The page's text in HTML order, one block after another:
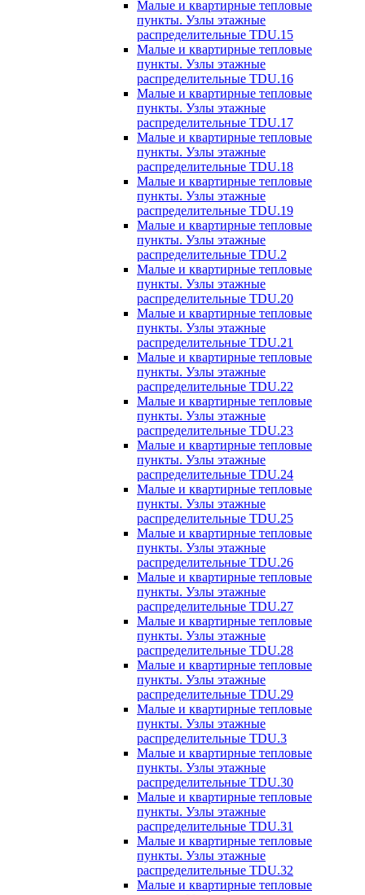
Малые и квартирные тепловые
пункты. Узлы этажные
распределительные TDU.15
Малые и квартирные тепловые
пункты. Узлы этажные
распределительные TDU.16
Малые и квартирные тепловые
пункты. Узлы этажные
распределительные TDU.17
Малые и квартирные тепловые
пункты. Узлы этажные
распределительные TDU.18
Малые и квартирные тепловые
пункты. Узлы этажные
распределительные TDU.19
Малые и квартирные тепловые
пункты. Узлы этажные
распределительные TDU.2
Малые и квартирные тепловые
пункты. Узлы этажные
распределительные TDU.20
Малые и квартирные тепловые
пункты. Узлы этажные
распределительные TDU.21
Малые и квартирные тепловые
пункты. Узлы этажные
распределительные TDU.22
Малые и квартирные тепловые
пункты. Узлы этажные
распределительные TDU.23
Малые и квартирные тепловые
пункты. Узлы этажные
распределительные TDU.24
Малые и квартирные тепловые
пункты. Узлы этажные
распределительные TDU.25
Малые и квартирные тепловые
пункты. Узлы этажные
распределительные TDU.26
Малые и квартирные тепловые
пункты. Узлы этажные
распределительные TDU.27
Малые и квартирные тепловые
пункты. Узлы этажные
распределительные TDU.28
Малые и квартирные тепловые
пункты. Узлы этажные
распределительные TDU.29
Малые и квартирные тепловые
пункты. Узлы этажные
распределительные TDU.3
Малые и квартирные тепловые
пункты. Узлы этажные
распределительные TDU.30
Малые и квартирные тепловые
пункты. Узлы этажные
распределительные TDU.31
Малые и квартирные тепловые
пункты. Узлы этажные
распределительные TDU.32
Малые и квартирные тепловые